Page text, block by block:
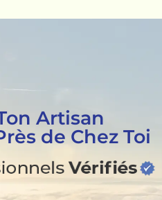
Artisan
de Chez Toi